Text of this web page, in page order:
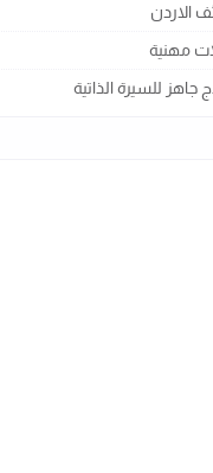
الاردن
مهنية
جاهز للسيرة الذاتية